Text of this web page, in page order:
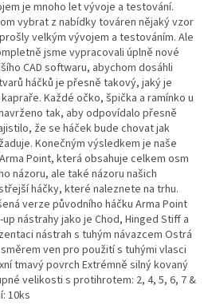
je mnoho let vývoje a testování.
vybrat z nabídky továren nějaký vzor
velkým vývojem a testováním. Ale
jsme vypracovali úplně nové
CAD softwaru, abychom dosáhli
háčků je přesně takový, jaký je
Každé očko, špička a ramínko u
tak, aby odpovídalo přesně
že se háček bude chovat jak
Konečným výsledkem je naše
Point, která obsahuje celkem osm
názoru, ale také názoru našich
háčky, které naleznete na trhu.
verze původního háčku Arma Point
nástrahy jako je Chod, Hinged Stiff a
nástrah s tuhým návazcem Ostrá
ven pro použití s tuhými vlasci
tmavý povrch Extrémně silný kovaný
velikosti s protihrotem: 2, 4, 5, 6, 7 &
10ks